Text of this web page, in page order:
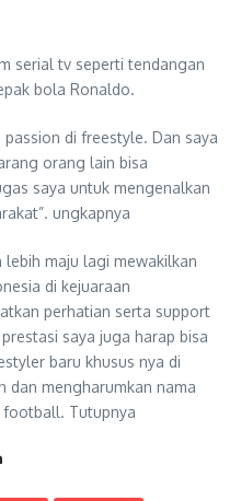
serial tv seperti tendangan
bola Ronaldo.
passion di freestyle. Dan saya
orang lain bisa
saya untuk mengenalkan
ungkapnya
lebih maju lagi mewakilkan
di kejuaraan
perhatian serta support
saya juga harap bisa
baru khusus nya di
dan mengharumkan nama
football. Tutupnya